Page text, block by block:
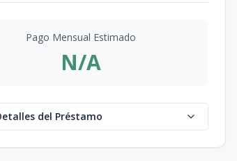
Pago Mensual Estimado
N/A
del Préstamo